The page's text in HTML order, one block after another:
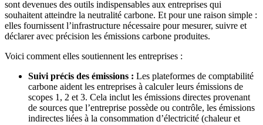
sont devenues des outils indispensables aux entreprises qui
souhaitent atteindre la neutralité carbone. Et pour une raison simple :
elles fournissent l’infrastructure nécessaire pour mesurer, suivre et
déclarer avec précision les émissions carbone produites.
Voici comment elles soutiennent les entreprises :
Suivi précis des émissions : Les plateformes de comptabilité
carbone aident les entreprises à calculer leurs émissions de
scopes 1, 2 et 3. Cela inclut les émissions directes provenant
de sources que l’entreprise possède ou contrôle, les émissions
indirectes liées à la consommation d’électricité (chaleur et